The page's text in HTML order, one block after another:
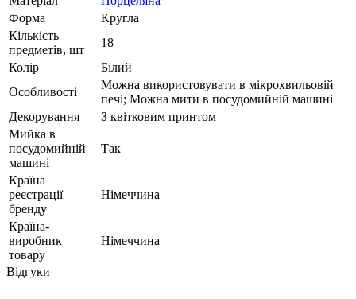
Форма
Кругла
Кількість
предметів, шт
18
Колір
Білий
Особливості
Можна використовувати в мікрохвильовій
печі; Можна мити в посудомийній машині
Декорування
З квітковим принтом
Мийка в
посудомийній
машині
Так
Країна
реєстрації
бренду
Німеччина
Країна-
виробник
товару
Німеччина
Відгуки